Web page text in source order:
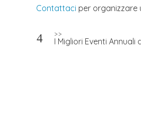
Contattaci per organizzare
Navigazione
>>
I Migliori Eventi Annuali